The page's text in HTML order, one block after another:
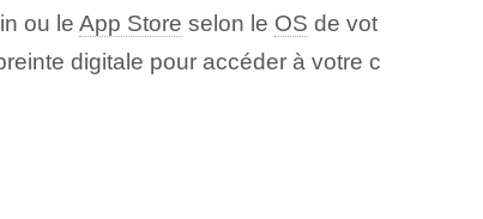
ou le App Store selon le OS de⁢ vot
digitale pour accéder à votre c